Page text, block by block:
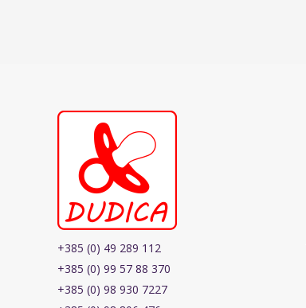
+385 (0) 49 289 112
+385 (0) 99 57 88 370
+385 (0) 98 930 7227